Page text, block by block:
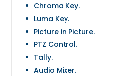
Chroma Key.
Luma Key.
Picture in Picture.
PTZ Control.
Tally.
Audio Mixer.